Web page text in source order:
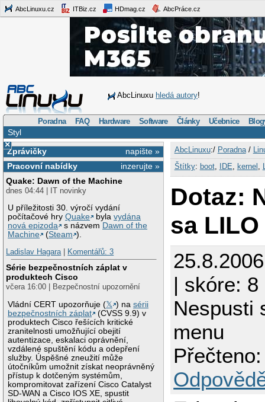
AbcLinuxu.cz ITBiz.cz HDmag.cz AbcPráce.cz
AbcLinuxu hledá autory!
Poradna FAQ Hardware Software Články Učebnice
Styl
×
napište »
Zprávičky
inzerujte »
Pracovní nabídky
Quake: Dawn of the Machine
dnes 04:44 | IT novinky
U příležitosti 30. výročí vydání
počítačové hryQuake bylavydána
nová epizoda
s názvem Dawn of the
Machine
(Steam ).
Ladislav Hagara| Komentářů: 3
Série bezpečnostních záplat v
produktech Cisco
včera 16:00 | Bezpečnostní upozornění
Vládní CERT upozorňuje (𝕏 ) nasérii
bezpečnostních záplat
(CVSS 9.9) v
produktech Cisco řešících kritické
zranitelnosti umožňující obejití
autentizace, eskalaci oprávnění,
vzdálené spuštění kódu a odepření
služby. Úspěšné zneužití může
útočníkům umožnit získat neoprávněný
přístup k dotčeným systémům,
kompromitovat zařízení Cisco Catalyst
SD-WAN a Cisco IOS XE, spustit
AbcLinuxu:/ Poradna/
Štítky: boot, IDE kernel
Dotaz:
sa
| skóre:
Nespusti
menu